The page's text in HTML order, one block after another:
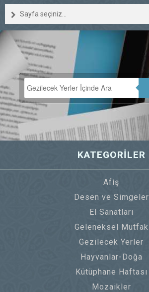
Sayfa seçiniz...
KATEGORİLER
Afiş
Desen ve Simgeler
El Sanatları
Geleneksel Mutfak
Gezilecek Yerler
Hayvanlar-Doğa
Kütüphane Haftası
Mozaikler